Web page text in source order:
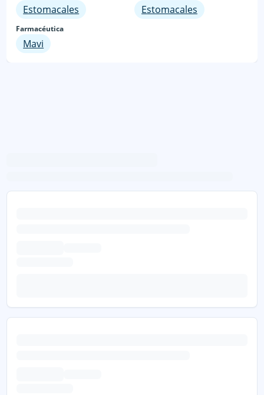
Estomacales Estomacales
Farmacéutica
Mavi